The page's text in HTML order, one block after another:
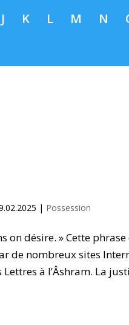
J K L M N
| Possession
on désire. » Cette phrase
de nombreux sites
à l’Âshram. La